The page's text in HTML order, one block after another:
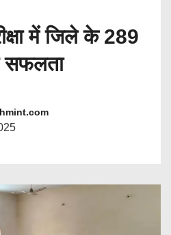
में जिले के 289
सफलता